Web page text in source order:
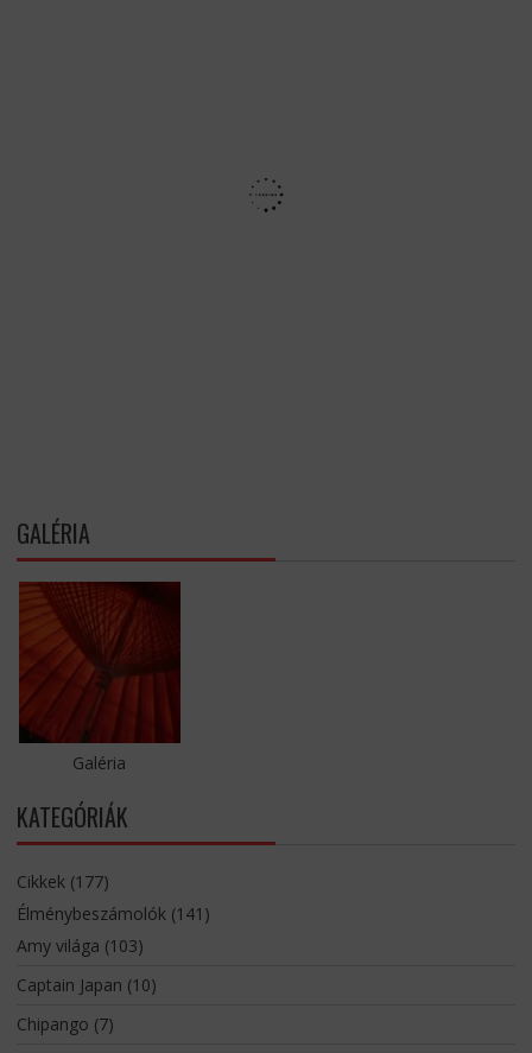
GALÉRIA
Galéria
KATEGÓRIÁK
Cikkek(177)
Élménybeszámolók(141)
Amy világa (103)
Captain Japan (10)
Chipango (7)